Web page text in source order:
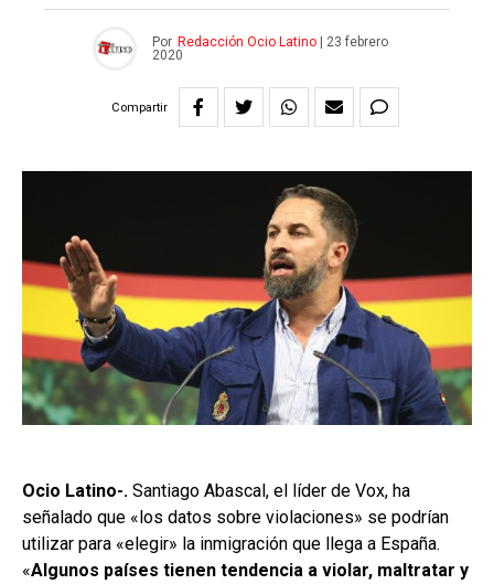
Por Redacción Ocio Latino|
23 febrero
2020
Compartir
Ocio Latino-. Santiago Abascal, el líder de Vox, ha
señalado que «los datos sobre violaciones» se podrían
utilizar para «elegir» la inmigración que llega a España.
«Algunos países tienen tendencia a violar, maltratar y